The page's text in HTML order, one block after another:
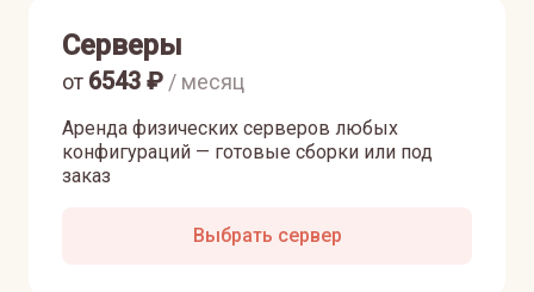
Серверы
Аренда физических серверов любых
конфигураций — готовые сборки или под
заказ
от 6543 ₽ / месяц
Выбрать сервер